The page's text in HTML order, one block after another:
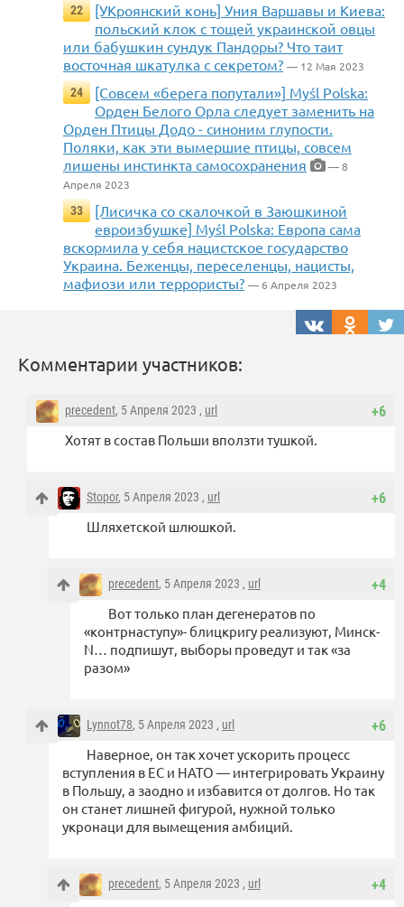
22
[УКроянский конь] Уния Варшавы и Киева:
польский клок с тощей украинской овцы
или бабушкин сундук Пандоры? Что таит
восточная шкатулка с секретом? — 12 Мая 2023
24
[Совсем «берега попутали»] Myśl Polska:
Орден Белого Орла следует заменить на
Орден Птицы Додо - синоним глупости.
Поляки, как эти вымершие птицы, совсем
лишены инстинкта самосохранения
— 8
Апреля 2023
33
[Лисичка со скалочкой в Заюшкиной
евроизбушке] Myśl Polska: Европа сама
вскормила у себя нацистское государство
Украина. Беженцы, переселенцы, нацисты,
мафиози или террористы? — 6 Апреля 2023
Комментарии участников:
+6
precedent, 5 Апреля 2023 , url
Хотят в состав Польши вползти тушкой.
+6
Stopor, 5 Апреля 2023 , url
Шляхетской шлюшкой.
+4
precedent, 5 Апреля 2023 , url
Вот только план дегенератов по
«контрнаступу»- блицкригу реализуют, Минск-
N… подпишут, выборы проведут и так «за
разом»
+6
Lynnot78, 5 Апреля 2023 , url
Наверное, он так хочет ускорить процесс
вступления в ЕС и НАТО — интегрировать Украину
в Польшу, а заодно и избавится от долгов. Но так
он станет лишней фигурой, нужной только
укронаци для вымещения амбиций.
+4
precedent, 5 Апреля 2023 , url